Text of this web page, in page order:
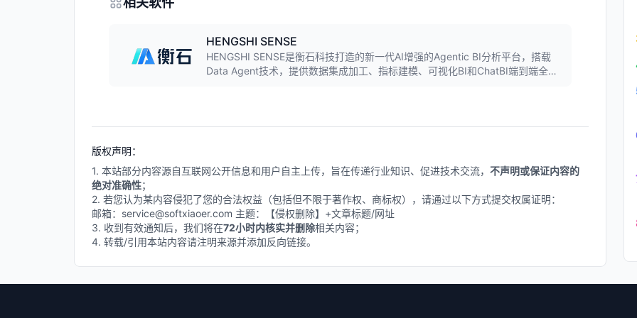
HENGSHI SENSE
HENGSHI SENSE是衡石科技打造的新一代AI增强的Agentic BI分析平台，搭载
Data Agent技术，提供数据集成加工、指标建模、可视化BI和ChatBI端到端全流
版权声明：
1. 本站部分内容源自互联网公开信息和用户自主上传，旨在传递行业知识、促进技术交流， 不声明或保证内容的
绝对准确性；
2. 若您认为某内容侵犯了您的合法权益（包括但不限于著作权、商标权），请通过以下方式提交权属证明：
邮箱：service@softxiaoer.com 主题：【侵权删除】+文章标题/网址
3. 收到有效通知后，我们将在72小时内核实并删除相关内容；
4. 转载/引用本站内容请注明来源并添加反向链接。